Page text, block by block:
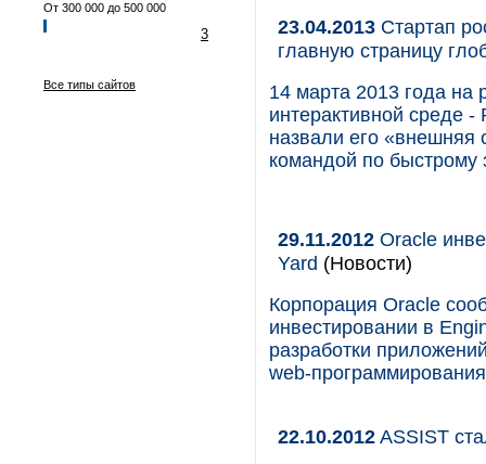
От 300 000 до 500 000
3
Все типы сайтов
23.04.2013 Стартап
главную страницу
14 марта 2013 года
интерактивной среде
назвали его «внешняя
командой по быстрому
29.11.2012 Oracle
Yard (Новости)
Корпорация Oracle
инвестировании в
разработки
web-
22.10.2012ASSIST